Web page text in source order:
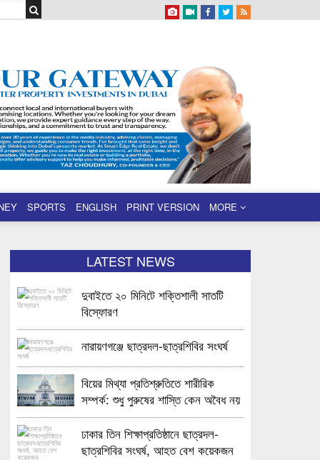
SPORTS ENGLISH PRINT VERSION MORE
LATEST NEWS
দুবাইতে ২০ মিনিটে শক্তিশালী সাতটি
বিস্ফোরণ
নারায়ণগঞ্জে ছাত্রদল-ছাত্রশিবির সংঘর্ষ
বিয়ের মিথ্যা প্রতিশ্রুতিতে শারীরিক
সম্পর্ক: শুধু পুরুষের শাস্তি কেন অবৈধ নয়
জানতে চেয়ে হাইকোর্টের রুল
ঢাকার তিন শিক্ষাপ্রতিষ্ঠানে ছাত্রদল-
ছাত্রশিবির সংঘর্ষ, আহত বেশ কয়েকজন